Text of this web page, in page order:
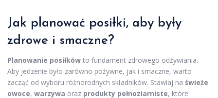
Jak planować posiłki, aby były
zdrowe i smaczne?
Planowanie posiłków to fundament zdrowego odżywiania.
Aby jedzenie było zarówno pożywne, jak i smaczne, warto
zacząć od wyboru różnorodnych składników. Stawiaj na świeże
owoce, warzywa oraz produkty pełnoziarniste, które